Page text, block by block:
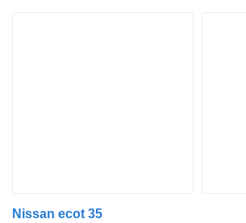
Nissan ecot 35